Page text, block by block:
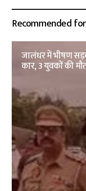
Recommended
जालंधर में भीषण
कार, 3 युवकों की